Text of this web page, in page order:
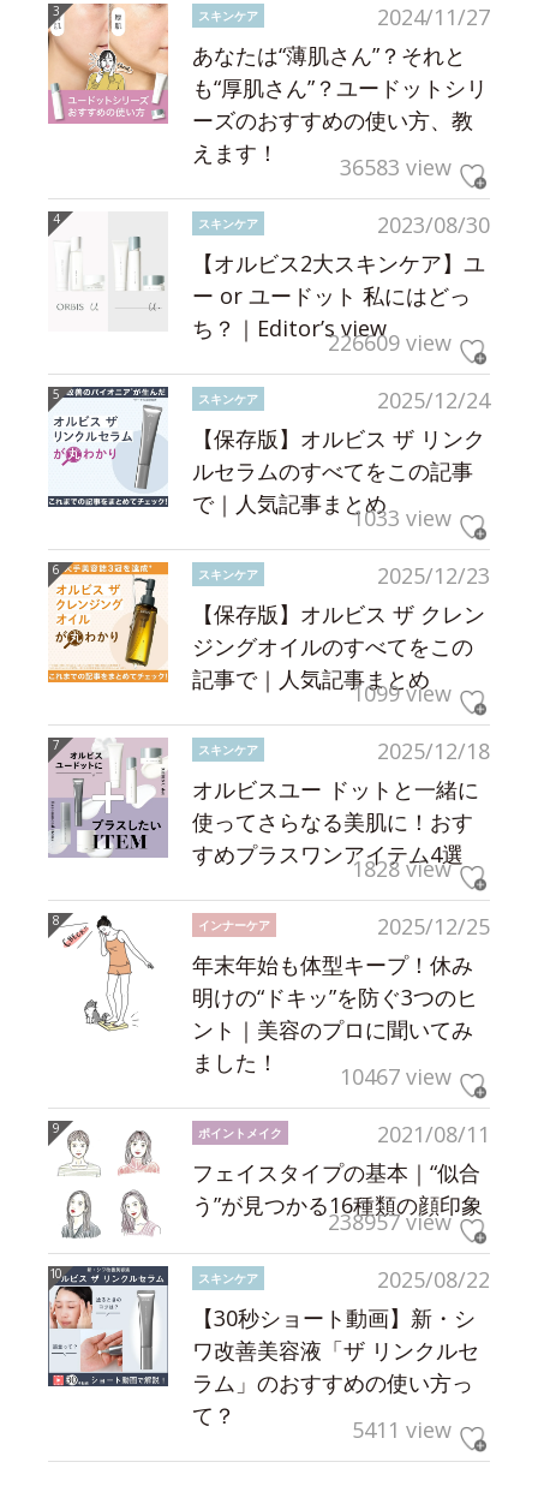
2024/11/27
スキンケア
あなたは“薄肌さん”？それと
も“厚肌さん”？ユードットシリ
ーズのおすすめの使い方、教
えます！
36583 view
2023/08/30
スキンケア
【オルビス2大スキンケア】ユ
ー or ユードット 私にはどっ
ち？｜Editor’s view226609 view
2025/12/24
スキンケア
【保存版】オルビス ザ リンク
ルセラムのすべてをこの記事
で｜人気記事まとめ1033 view
2025/12/23
スキンケア
【保存版】オルビス ザ クレン
ジングオイルのすべてをこの
記事で｜人気記事まとめ
1099 view
2025/12/18
スキンケア
オルビスユー ドットと一緒に
使ってさらなる美肌に！おす
すめプラスワンアイテム4選
1828 view
2025/12/25
インナーケア
年末年始も体型キープ！休み
明けの“ドキッ”を防ぐ3つのヒ
ント｜美容のプロに聞いてみ
ました！
10467 view
2021/08/11
ポイントメイク
フェイスタイプの基本｜“似合
う”が見つかる16種類の顔印象
238957 view
2025/08/22
スキンケア
【30秒ショート動画】新・シ
ワ改善美容液「ザ リンクルセ
ラム」のおすすめの使い方っ
て？
5411 view